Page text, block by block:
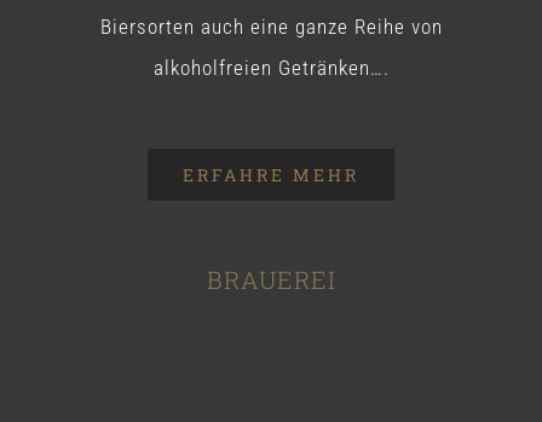
Biersorten auch eine ganze Reihe von
alkoholfreien Getränken….
ERFAHRE MEHR
BRAUEREI